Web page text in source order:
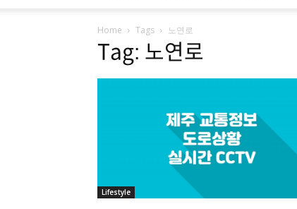
Home Tags 노연로
Tag: 노연로
Lifestyle